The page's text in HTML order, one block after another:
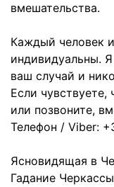
вмешательства.
Каждый человек
индивидуальны.
ваш случай и
Если
или позвоните,
Телефон / Viber:
Ясновидящая в
Гадание